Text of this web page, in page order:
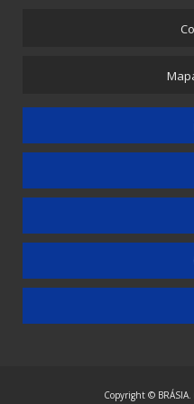
Embaladora de Canudinhos - 1
Embaladora de Canudinhos - Até
Embaladora de Canudinhos
Embaladora de Doces
Embaladora de Guardanapos -
Embaladora de Guardanapos -
Embaladora de Resma - Grandes
Copyright ©